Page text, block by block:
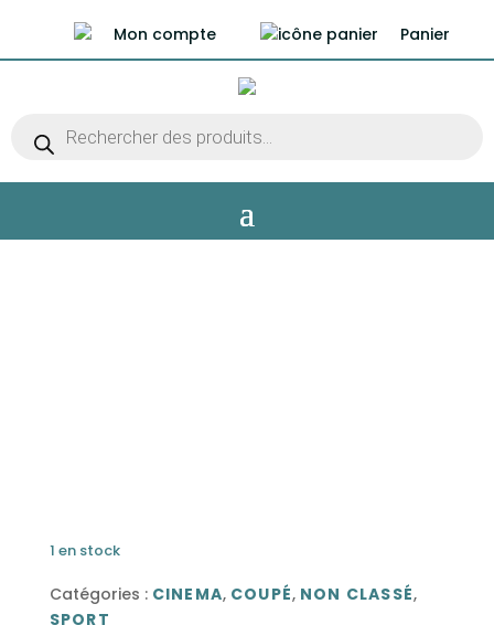
produits
Mon compte Panier
1 en stock
Catégories : CINEMA, COUPÉ, NON CLASSÉ,
SPORT